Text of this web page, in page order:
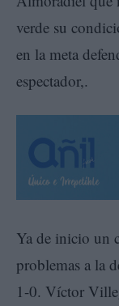
verde su
en la meta
espectador,.
Ya de inicio un
problemas a la
1-0. Víctor